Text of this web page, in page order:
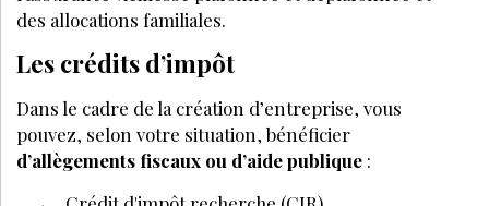
des allocations familiales.
Les crédits d’impôt
Dans le cadre de la création d’entreprise, vous
pouvez, selon votre situation, bénéficier
d’allègements fiscaux ou d’aide publique :